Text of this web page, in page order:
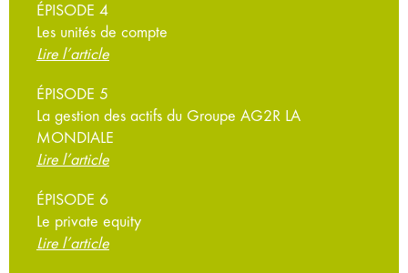
ÉPISODE 4
Les unités de compte
Lire l’article
ÉPISODE 5
La gestion des actifs du Groupe AG2R LA
MONDIALE
Lire l’article
ÉPISODE 6
Le private equity
Lire l’article